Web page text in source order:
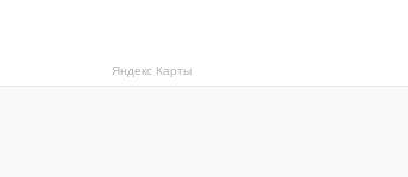
Яндекс Карты